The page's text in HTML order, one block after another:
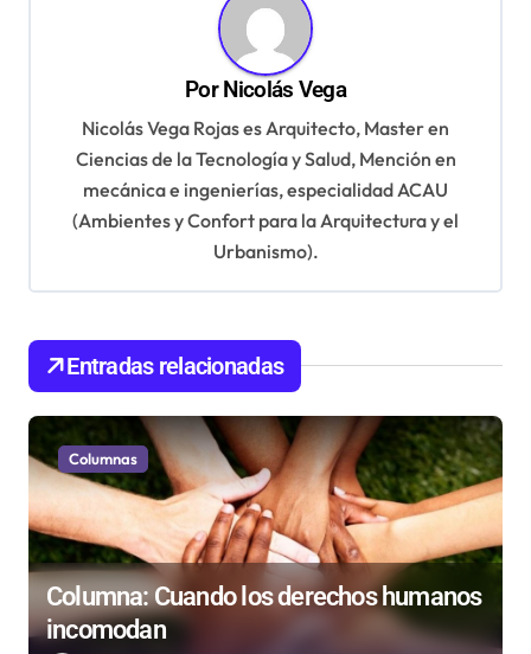
t
r
a
d
a
s
PorNicolás Vega
Nicolás Vega Rojas es Arquitecto, Master en
Ciencias de la Tecnología y Salud, Mención en
mecánica e ingenierías, especialidad ACAU
(Ambientes y Confort para la Arquitectura y el
Urbanismo).
Entradas relacionadas
Columnas
Columna: Cuando los derechos humanos
incomodan